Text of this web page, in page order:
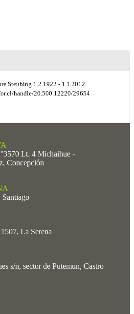
Steubing 1.2.1922 - 1.1.2012.
handle/20.500.12220/29654
Lt. 4 Michaihue -
Concepción
Santiago
La Serena
s/n, sector de Putemun, Castro